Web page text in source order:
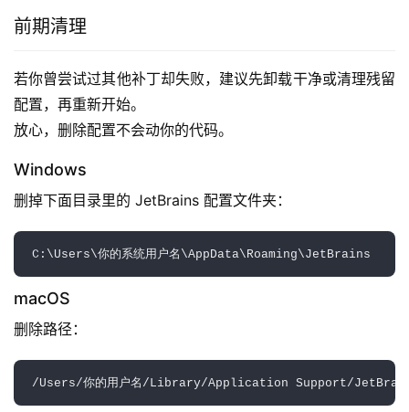
前期清理
若你曾尝试过其他补丁却失败，建议先卸载干净或清理残留
配置，再重新开始。
放心，删除配置不会动你的代码。
Windows
删掉下面目录里的 JetBrains 配置文件夹：
macOS
删除路径：